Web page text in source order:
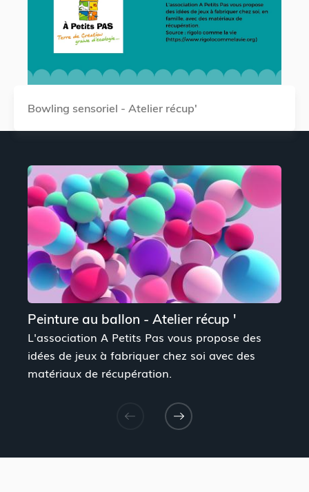
Bowling sensoriel - Atelier récup'
Peinture au ballon - Atelier récup '
L'association A Petits Pas vous propose des
idées de jeux à fabriquer chez soi avec des
matériaux de récupération.